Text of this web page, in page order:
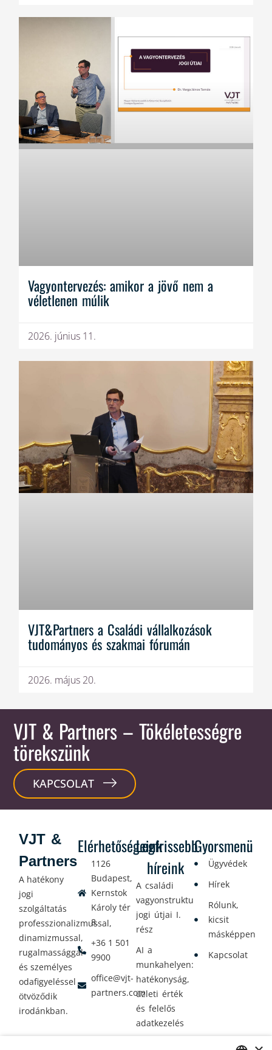
Vagyontervezés: amikor a jövő nem a
véletlenen múlik
2026. június 11.
VJT&Partners a Családi vállalkozások
tudományos és szakmai fórumán
2026. május 20.
VJT & Partners – Tökéletességre
törekszünk
KAPCSOLAT
Elérhetőségeink
1126
Budapest,
Kernstok
Károly tér
8.
+36 1 501
9900
office@vjt-
partners.com
Legfrissebb
híreink
A családi
vagyonstrukturálás
jogi útjai I.
rész
AI a
munkahelyen:
hatékonyság,
üzleti érték
és felelős
adatkezelés
Gyorsmenü
Ügyvédek
Hírek
Rólunk,
kicsit
másképpen
Kapcsolat
VJT &
Partners
A hatékony
jogi
szolgáltatás
professzionalizmussal,
dinamizmussal,
rugalmassággal
és személyes
odafigyeléssel
ötvöződik
irodánkban.